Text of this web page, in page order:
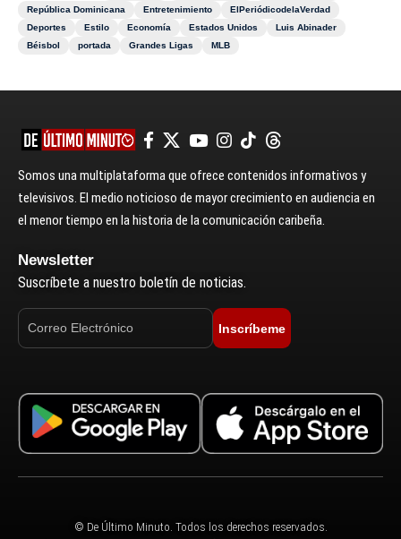
República Dominicana
Entretenimiento
ElPeriódicodelaVerdad
Deportes
Estilo Economía Estados Unidos
Luis Abinader
Béisbol
portada Grandes Ligas MLB
Somos una multiplataforma que ofrece contenidos informativos y
televisivos. El medio noticioso de mayor crecimiento en audiencia en
el menor tiempo en la historia de la comunicación caribeña.
Newsletter
Suscríbete a nuestro boletín de noticias.
Inscríbeme
© De Último Minuto. Todos los derechos reservados.